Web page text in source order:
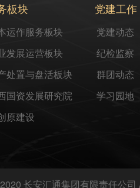
板块
运作服务板块
发展运营板块
处置与盘活板块
国资发展研究院
原建设
党建工作
党建动态
纪检监察
群团动态
学习园地
长安汇通集团有限责任公